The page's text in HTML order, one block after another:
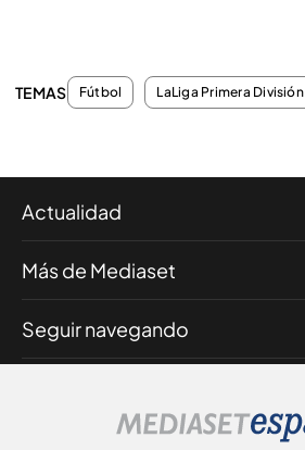
TEMAS Fútbol LaLiga Primera División
Actualidad
Más de Mediaset
Seguir navegando